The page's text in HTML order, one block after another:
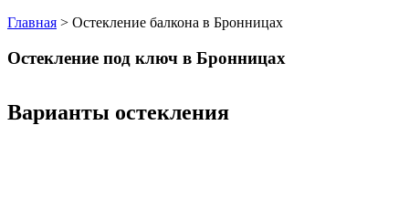
Главная > Остекление балкона в Бронницах
Остекление под ключ в Бронницах
Варианты остекления